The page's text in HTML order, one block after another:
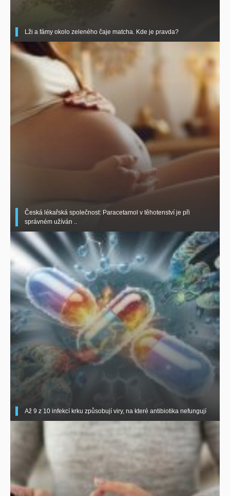
Lži a fámy okolo zeleného čaje matcha. Kde je pravda?
Česká lékařská společnost: Paracetamol v těhotenství je při
správném užíván ..
Až 9 z 10 infekcí krku způsobují viry, na které antibiotika nefungují